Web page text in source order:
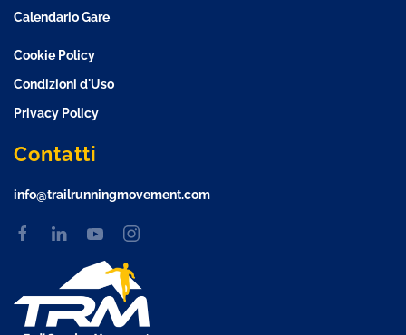
Calendario Gare
Cookie Policy
Condizioni d'Uso
Privacy Policy
Contatti
info@trailrunningmovement.com